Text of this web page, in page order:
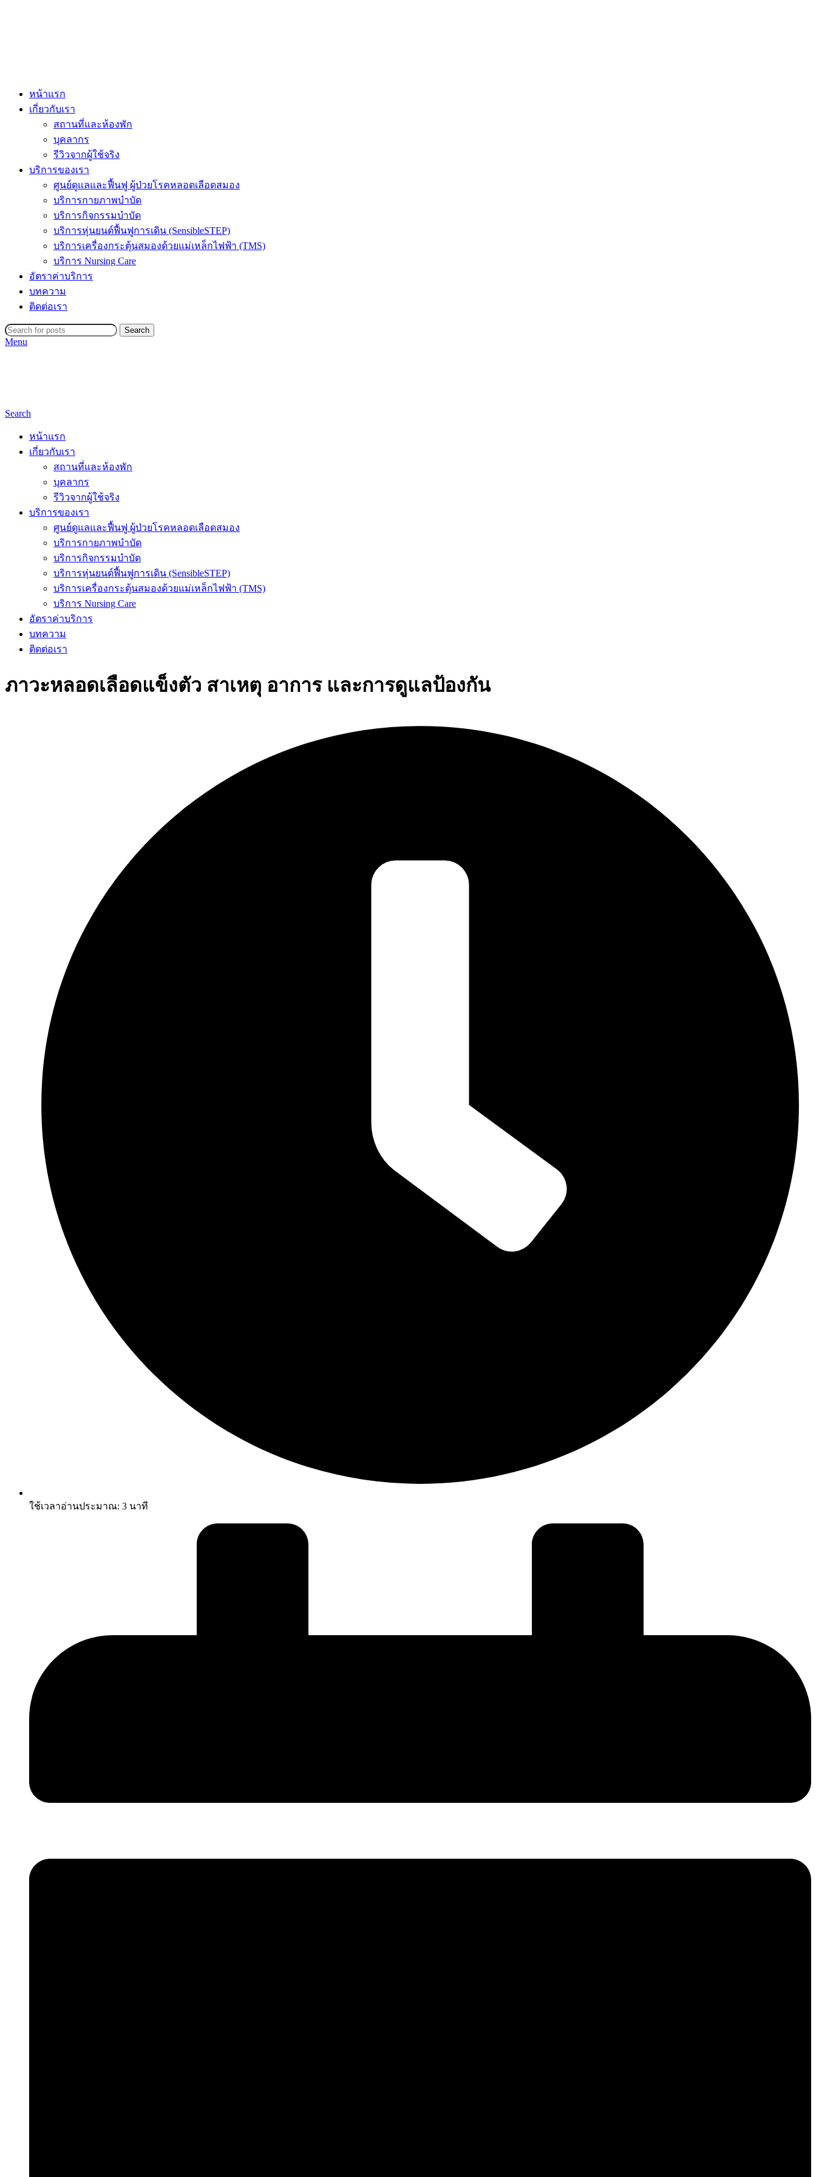
หน้าแรก
เกี่ยวกับเรา
สถานที่และห้องพัก
บุคลากร
รีวิวจากผู้ใช้จริง
บริการของเรา
ศูนย์ดูแลและฟื้นฟู ผู้ป่วยโรคหลอดเลือดสมอง
บริการกายภาพบำบัด
บริการกิจกรรมบำบัด
บริการหุ่นยนต์ฟื้นฟูการเดิน (SensibleSTEP)
บริการเครื่องกระตุ้นสมองด้วยแม่เหล็กไฟฟ้า (TMS)
บริการ Nursing Care
อัตราค่าบริการ
บทความ
ติดต่อเรา
Search
Menu
Search
หน้าแรก
เกี่ยวกับเรา
สถานที่และห้องพัก
บุคลากร
รีวิวจากผู้ใช้จริง
บริการของเรา
ศูนย์ดูแลและฟื้นฟู ผู้ป่วยโรคหลอดเลือดสมอง
บริการกายภาพบำบัด
บริการกิจกรรมบำบัด
บริการหุ่นยนต์ฟื้นฟูการเดิน (SensibleSTEP)
บริการเครื่องกระตุ้นสมองด้วยแม่เหล็กไฟฟ้า (TMS)
บริการ Nursing Care
อัตราค่าบริการ
บทความ
ติดต่อเรา
ภาวะหลอดเลือดแข็งตัว สาเหตุ อาการ และการดูแลป้องกัน
ใช้เวลาอ่านประมาณ: 3 นาที